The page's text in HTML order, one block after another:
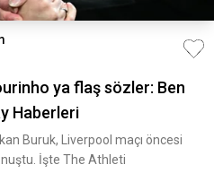
ya flaş sözler: Ben
Haberleri
Buruk, Liverpool maçı öncesi
İşte The Athleti